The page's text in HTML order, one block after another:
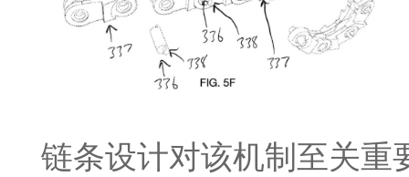
链条设计对该机制至关重